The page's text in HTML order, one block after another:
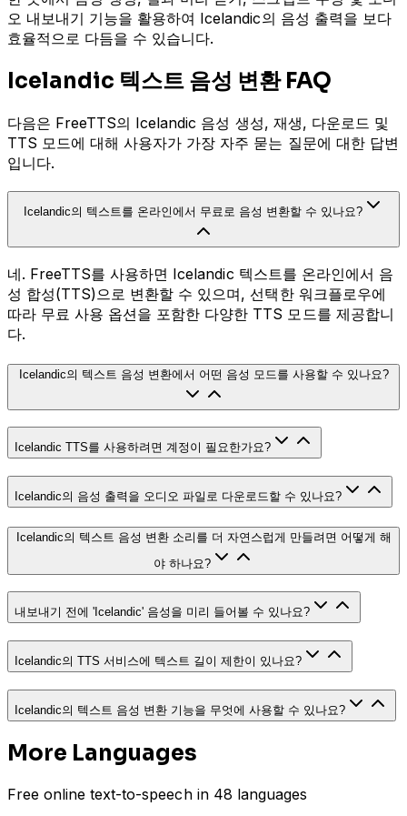
오 내보내기 기능을 활용하여 Icelandic의 음성 출력을 보다
효율적으로 다듬을 수 있습니다.
Icelandic 텍스트 음성 변환 FAQ
다음은 FreeTTS의 Icelandic 음성 생성, 재생, 다운로드 및
TTS 모드에 대해 사용자가 가장 자주 묻는 질문에 대한 답변
입니다.
Icelandic의 텍스트를 온라인에서 무료로 음성 변환할 수 있나요?
네. FreeTTS를 사용하면 Icelandic 텍스트를 온라인에서 음
성 합성(TTS)으로 변환할 수 있으며, 선택한 워크플로우에
따라 무료 사용 옵션을 포함한 다양한 TTS 모드를 제공합니
다.
Icelandic의 텍스트 음성 변환에서 어떤 음성 모드를 사용할 수 있나요?
Icelandic TTS를 사용하려면 계정이 필요한가요?
Icelandic의 음성 출력을 오디오 파일로 다운로드할 수 있나요?
Icelandic의 텍스트 음성 변환 소리를 더 자연스럽게 만들려면 어떻게 해
야 하나요?
내보내기 전에 'Icelandic' 음성을 미리 들어볼 수 있나요?
Icelandic의 TTS 서비스에 텍스트 길이 제한이 있나요?
Icelandic의 텍스트 음성 변환 기능을 무엇에 사용할 수 있나요?
More Languages
Free online text-to-speech in 48 languages